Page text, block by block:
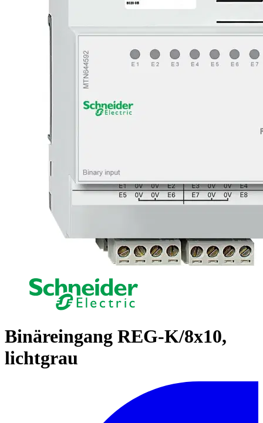
Binäreingang REG-K/8x10,
lichtgrau